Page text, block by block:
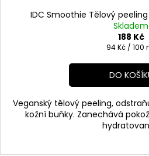
IDC Smoothie Tělový
Skladem
188 Kč
Měrná
94 Kč / 100
DO
Veganský tělový peeling,
kožní buňky. Zanechává